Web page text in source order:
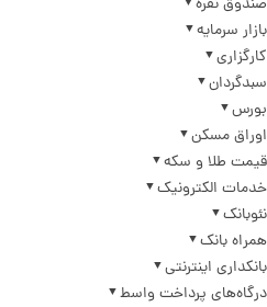
صندوق نقره
بازار سرمایه
کارگزاری
سبدگردان
بورس
اوراق مسکن
قیمت طلا و سکه
خدمات الکترونیک
نئوبانک
همراه بانک
بانکداری اینترنتی
درگاه‌های پرداخت واسط